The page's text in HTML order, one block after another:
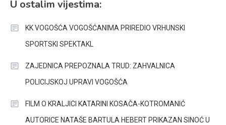
U ostalim vijestima:
KK VOGOŠĆA VOGOŠĆANIMA PRIREDIO VRHUNSKI
SPORTSKI SPEKTAKL
ZAJEDNICA PREPOZNALA TRUD: ZAHVALNICA
POLICIJSKOJ UPRAVI VOGOŠĆA
FILM O KRALJICI KATARINI KOSAČA-KOTROMANIĆ
AUTORICE NATAŠE BARTULA HEBERT PRIKAZAN SINOĆ U